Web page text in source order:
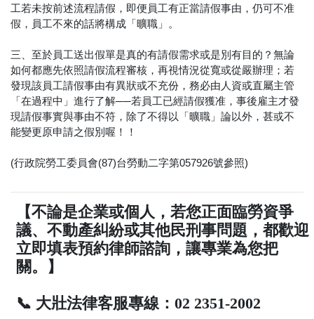
工若未按前述流程請假，即便員工有正當請假事由，仍可不准
假，員工不來的話將構成「曠職」。
三、至於員工送出假單是真的有請假需求或是別有目的？無論
如何都應先依照請假流程審核，再視情況從寬或從嚴辦理；若
發現該員工請假事由有異狀或不充份，務必由人資或直屬主管
「在過程中」進行了解──若員工已經請假獲准，事後雇主才發
現請假事實與事由不符，除了不得以「曠職」論以外，甚或不
能變更原申請之假別喔！！
(行政院勞工委員會(87)台勞動二字第057926號參照)
【不論是企業或個人，若您正面臨勞資爭
議、不動產糾紛或其他民刑事問題，都歡迎
立即填表預約律師諮詢，讓專業為您把
關。】
📞 大壯法律客服專線：02 2351-2002